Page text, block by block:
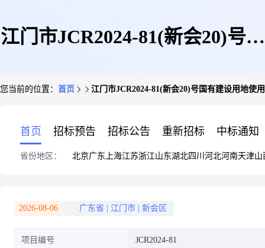
江门市JCR2024-81(新会20)号国
您当前的位置： 首页 江门市JCR2024-81(新会20)号国有建设用地使
首页 招标预告 招标公告 重新招标 中标通知
省份地区： 北京广东 上海江苏浙江山东湖北四川 河北河南天津山
2026-08-06 广东省 江门市 新会区
项目编号 JCR2024-81